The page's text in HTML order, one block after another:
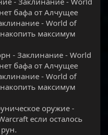
бафа от Алчущее
- World of
максимум
- Заклинание - World
бафа от Алчущее
- World of
максимум
оружие -
если осталось